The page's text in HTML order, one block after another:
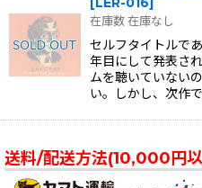
在庫数 在庫なし
セルフタイトルで
年目にして発表さ
ムを聴いていない
い。しかし、次作
送料/配送方法(10,000円